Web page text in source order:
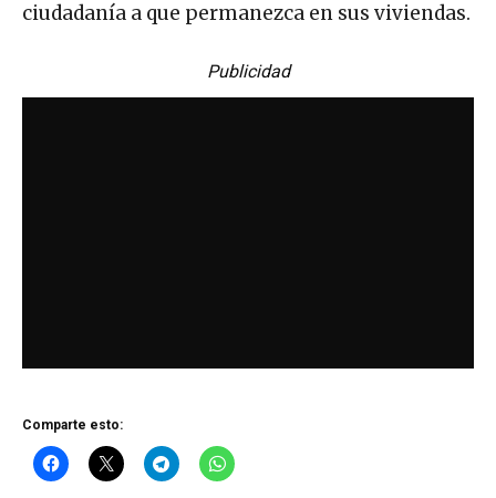
ciudadanía a que permanezca en sus viviendas.
Publicidad
Comparte esto: